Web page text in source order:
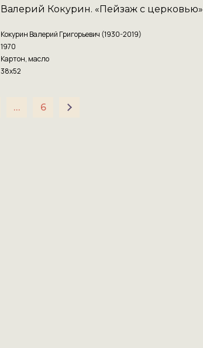
Валерий Кокурин. «Пейзаж с церковью»
Кокурин Валерий Григорьевич (1930-2019)
1970
Картон, масло
38х52
… 6 ›